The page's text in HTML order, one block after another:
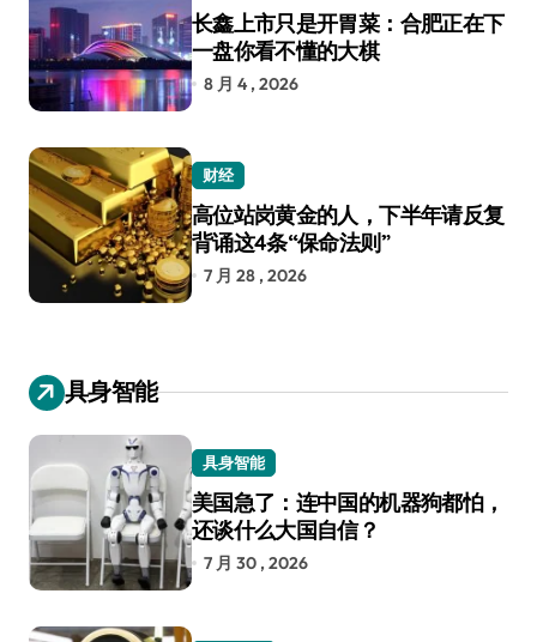
长鑫上市只是开胃菜：合肥正在下
一盘你看不懂的大棋
8 月 4 , 2026
财经
高位站岗黄金的人，下半年请反复
背诵这4条“保命法则”
7 月 28 , 2026
具身智能
具身智能
美国急了：连中国的机器狗都怕，
还谈什么大国自信？
7 月 30 , 2026